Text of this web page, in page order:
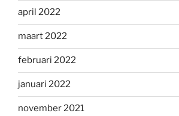
april 2022
maart 2022
februari 2022
januari 2022
november 2021